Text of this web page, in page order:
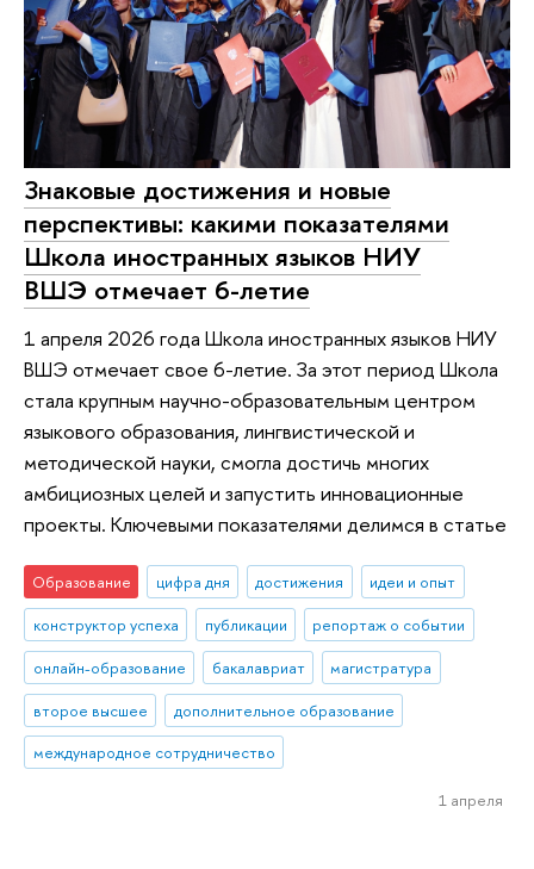
Знаковые достижения и новые
перспективы: какими показателями
Школа иностранных языков НИУ
ВШЭ отмечает 6-летие
1 апреля 2026 года Школа иностранных языков НИУ
ВШЭ отмечает свое 6-летие. За этот период Школа
стала крупным научно-образовательным центром
языкового образования, лингвистической и
методической науки, смогла достичь многих
амбициозных целей и запустить инновационные
проекты. Ключевыми показателями делимся в статье
Образование цифра дня достижения
идеи и опыт
конструктор успеха
публикации
репортаж о событии
онлайн-образование
бакалавриат
магистратура
второе высшее
дополнительное образование
международное сотрудничество
1 апреля